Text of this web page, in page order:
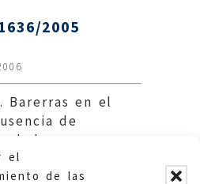
el
de las
2005
Barerras en el
de
de Teruel